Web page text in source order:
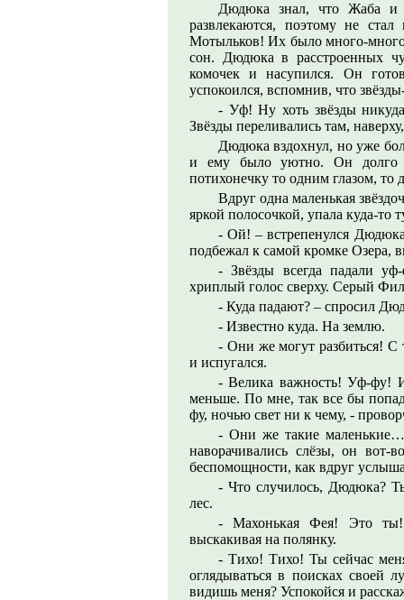
Дюдюка знал, что Жаба и
развлекаются, поэтому не
Мотыльков! Их было много-
сон. Дюдюка в расстроенных
комочек и насупился. Он
успокоился, вспомнив, что
- Уф! Ну хоть звёзды
Звёзды переливались там,
Дюдюка вздохнул, но уже
и ему было уютно. Он долго
потихонечку то одним глазом, то
Вдруг одна маленькая
яркой полосочкой, упала куда-то
- Ой! – встрепенулся
подбежал к самой кромке Озера,
- Звёзды всегда падали
хриплый голос сверху. Серый
- Куда падают? – спросил
- Известно куда. На землю.
- Они же могут разбиться! С
и испугался.
- Велика важность! Уф-фу!
меньше. По мне, так все бы
фу, ночью свет ни к чему, -
- Они же такие
наворачивались слёзы, он
беспомощности, как вдруг
- Что случилось, Дюдюка?
лес.
- Махонькая Фея! Это
выскакивая на полянку.
- Тихо! Тихо! Ты сейчас
оглядываться в поисках своей
видишь меня? Успокойся и